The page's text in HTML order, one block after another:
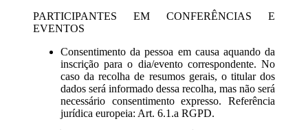
PARTICIPANTES EM CONFERÊNCIAS E
EVENTOS
Consentimento da pessoa em causa aquando da
inscrição para o dia/evento correspondente. No
caso da recolha de resumos gerais, o titular dos
dados será informado dessa recolha, mas não será
necessário consentimento expresso. Referência
jurídica europeia: Art. 6.1.a RGPD.